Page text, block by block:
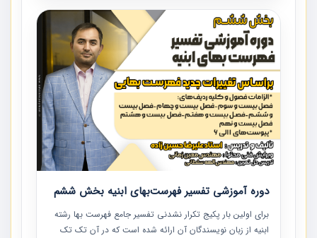
پیمان به همراه تجربیات عملی در این خصوص ارائه شده است.
دوره آموزشی تفسیر فهرست‌بهای ابنیه بخش ششم
برای اولین بار پکیج تکرار نشدنی تفسیر جامع فهرست بها رشته
ابنیه از زبان نویسندگان آن ارائه شده است که در آن تک تک